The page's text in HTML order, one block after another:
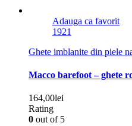
Adauga ca favorit
1921
Ghete imblanite din piele
Macco barefoot – ghete
164,00lei
Rating
0 out of 5